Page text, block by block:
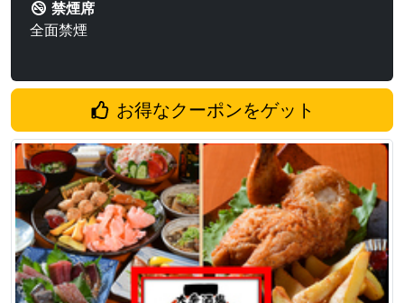
禁煙席
全面禁煙
お得なクーポンをゲット